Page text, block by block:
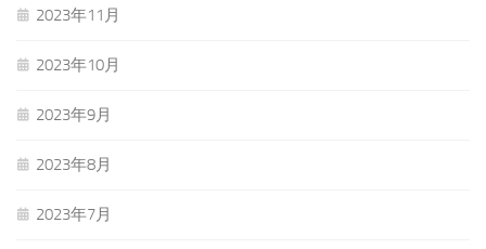
2023年11月
2023年10月
2023年9月
2023年8月
2023年7月